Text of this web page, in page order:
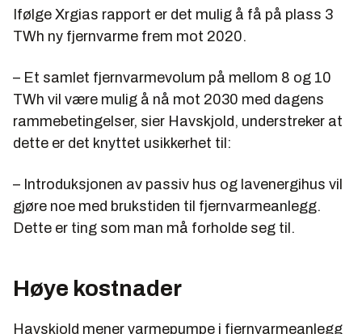
Ifølge Xrgias rapport er det mulig å få på plass 3
TWh ny fjernvarme frem mot 2020.
– Et samlet fjernvarmevolum på mellom 8 og 10
TWh vil være mulig å nå mot 2030 med dagens
rammebetingelser, sier Havskjold, understreker at
dette er det knyttet usikkerhet til:
– Introduksjonen av passiv hus og lavenergihus vil
gjøre noe med brukstiden til fjernvarmeanlegg.
Dette er ting som man må forholde seg til.
Høye kostnader
Havskjold mener varmepumpe i fjernvarmeanlegg